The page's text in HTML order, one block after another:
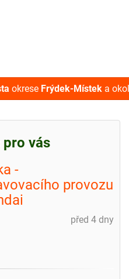
okrese Frýdek-Místek a
vás
-
provozu
před 4 dny